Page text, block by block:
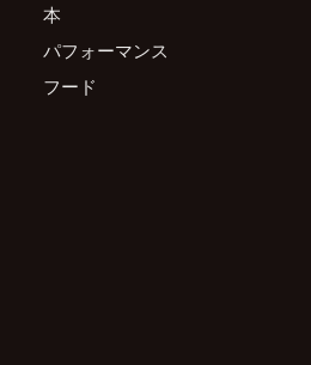
本
パフォーマンス
フード